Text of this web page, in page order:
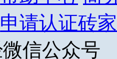
申请认证砖家